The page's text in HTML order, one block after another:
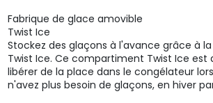
Fabrique de glace amovible
Twist Ice
Stockez des glaçons à l'avance grâce à
Twist Ice. Ce compartiment Twist Ice est
libérer de la place dans le congélateur
n'avez plus besoin de glaçons, en hiver